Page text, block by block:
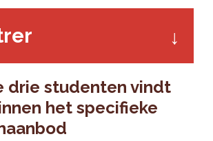
drie studenten vindt
het specifieke